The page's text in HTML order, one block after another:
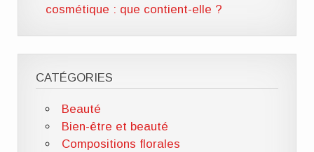
cosmétique : que contient-elle ?
CATÉGORIES
Beauté
Bien-être et beauté
Compositions florales